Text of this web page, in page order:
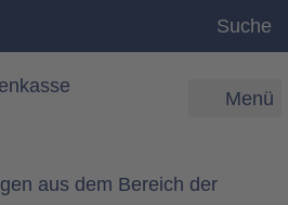
Suche
Menü